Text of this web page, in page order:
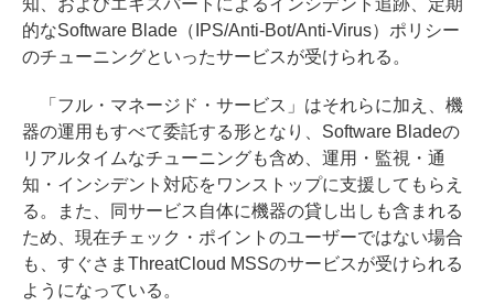
知、およびエキスパートによるインシデント追跡、定期
的なSoftware Blade（IPS/Anti-Bot/Anti-Virus）ポリシー
のチューニングといったサービスが受けられる。
「フル・マネージド・サービス」はそれらに加え、機
器の運用もすべて委託する形となり、Software Bladeの
リアルタイムなチューニングも含め、運用・監視・通
知・インシデント対応をワンストップに支援してもらえ
る。また、同サービス自体に機器の貸し出しも含まれる
ため、現在チェック・ポイントのユーザーではない場合
も、すぐさまThreatCloud MSSのサービスが受けられる
ようになっている。